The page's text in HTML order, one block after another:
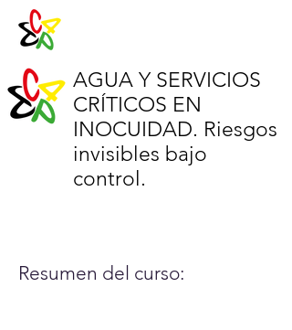
AGUA Y SERVICIOS
CRÍTICOS EN
INOCUIDAD. Riesgos
invisibles bajo
control.
Resumen del curso: